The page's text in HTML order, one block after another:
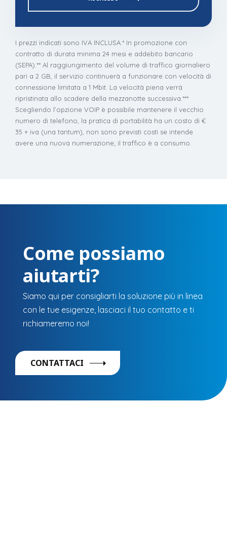
I prezzi indicati sono IVA INCLUSA.* In promozione con
contratto di durata minima 24 mesi e addebito bancario
(SEPA). ** Al raggiungimento del volume di traffico giornaliero
pari a 2 GB, il servizio continuerà a funzionare con velocità di
connessione limitata a 1 Mbit. La velocità piena verrà
ripristinata allo scadere della mezzanotte successiva. ***
Scegliendo l’opzione VOIP è possibile mantenere il vecchio
numero di telefono, la pratica di portabilità ha un costo di €
35 + iva (una tantum), non sono previsti costi se intende
avere una nuova numerazione; il traffico è a consumo.
Come possiamo
aiutarti?
Siamo qui per consigliarti la soluzione più in linea
con le tue esigenze, lasciaci il tuo contatto e ti
richiameremo noi!
CONTATTACI